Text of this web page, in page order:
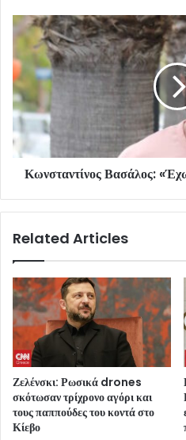
Κωνσταντίνος Βασάλος:
Related Articles
Ζελένσκι: Ρωσικά drones
σκότωσαν τρίχρονο αγόρι και
τους παππούδες του κοντά στο
Κίεβο